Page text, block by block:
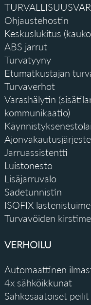
Ohjaustehostin
Keskuslukitus
ABS jarrut
Turvatyyny
Etumatkustajan
Turvaverhot
Varashälytin
kommunikaatio)
Jarruassistentti
Luistonesto
Lisäjarruvalo
Sadetunnistin
ISOFIX
Turvavöiden
VERHOILU
Automaattinen
4x sähköikkunat
Sähkösäätöiset